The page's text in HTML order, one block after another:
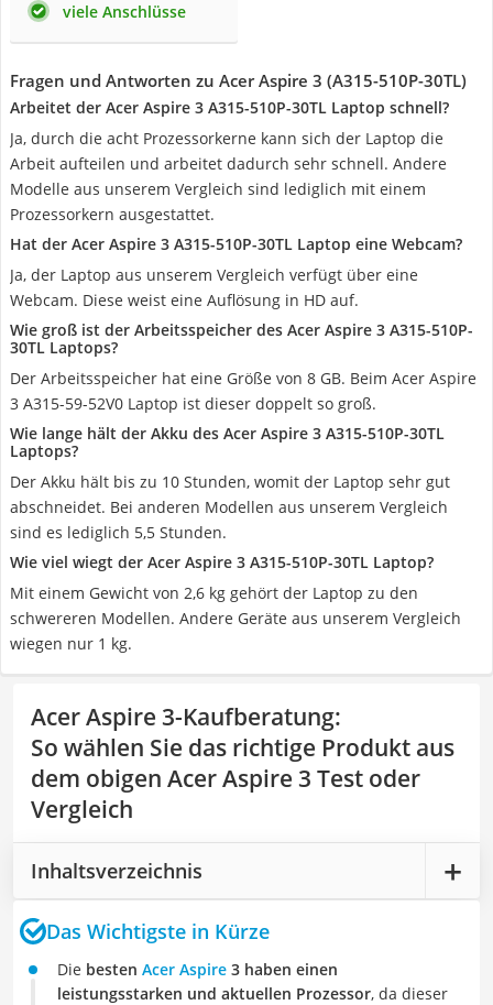
viele Anschlüsse
Fragen und Antworten zu Acer Aspire 3 (A315-510P-30TL)
Arbeitet der Acer Aspire 3 A315-510P-30TL Laptop schnell?
Ja, durch die acht Prozessorkerne kann sich der Laptop die
Arbeit aufteilen und arbeitet dadurch sehr schnell. Andere
Modelle aus unserem Vergleich sind lediglich mit einem
Prozessorkern ausgestattet.
Hat der Acer Aspire 3 A315-510P-30TL Laptop eine Webcam?
Ja, der Laptop aus unserem Vergleich verfügt über eine
Webcam. Diese weist eine Auflösung in HD auf.
Wie groß ist der Arbeitsspeicher des Acer Aspire 3 A315-510P-
30TL Laptops?
Der Arbeitsspeicher hat eine Größe von 8 GB. Beim Acer Aspire
3 A315-59-52V0 Laptop ist dieser doppelt so groß.
Wie lange hält der Akku des Acer Aspire 3 A315-510P-30TL
Laptops?
Der Akku hält bis zu 10 Stunden, womit der Laptop sehr gut
abschneidet. Bei anderen Modellen aus unserem Vergleich
sind es lediglich 5,5 Stunden.
Wie viel wiegt der Acer Aspire 3 A315-510P-30TL Laptop?
Mit einem Gewicht von 2,6 kg gehört der Laptop zu den
schwereren Modellen. Andere Geräte aus unserem Vergleich
wiegen nur 1 kg.
Acer Aspire 3-Kaufberatung:
So wählen Sie das richtige Produkt aus
dem obigen Acer Aspire 3 Test oder
Vergleich
Inhaltsverzeichnis
Das Wichtigste in Kürze
Die besten Acer Aspire 3 haben einen
leistungsstarken und aktuellen Prozessor, da dieser